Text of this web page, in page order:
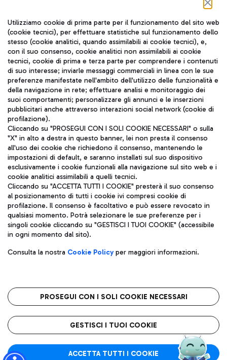
Seguici sui social
TRAVEL JOURNAL
ITA
Aeroporti di Roma S.p.A. - Società soggetta a direzione e
coordinamento di Mundys S.p.A.
Codice fiscale e Registro delle Imprese di Roma 13032990155 P.
IVA 06572251004
Capitale sociale 62.224.743,00 int. vers.
Sede legale: Via Pier Paolo Racchetti 1 - 00054 Fiumicino (RM)
telefono +39 06 65951
Privacy policy
Note legali
Roma FCO
L'aeroporto stellato
Utilizziamo cookie di prima parte per il funzionamento del sito web
(cookie tecnici), per effettuare statistiche sul funzionamento dello
stesso (cookie analitici, quando assimilabili ai cookie tecnici), e,
con il suo consenso, cookie analitici non assimilabili ai cookie
tecnici, cookie di prima e terza parte per comprendere i contenuti
di suo interesse; inviarle messaggi commerciali in linea con le sue
preferenze manifestate nell'ambito dell'utilizzo delle funzionalità e
della navigazione in rete; effettuare analisi e monitoraggio dei
suoi comportamenti; personalizzare gli annunci e le inserzioni
pubblicitari anche attraverso interazioni social network (cookie di
profilazione).
Cliccando su "PROSEGUI CON I SOLI COOKIE NECESSARI" o sulla
"X" in alto a destra in questo banner, lei non presta il consenso
all'uso dei cookie che richiedono il consenso, mantenendo le
impostazioni di default, e saranno installati sul suo dispositivo
esclusivamente i cookie funzionali alla navigazione sul sito web e i
cookie analitici assimilabili a quelli tecnici.
Cliccando su "ACCETTA TUTTI I COOKIE" presterà il suo consenso
al posizionamento di tutti i cookie ivi compresi cookie di
profilazione. Il consenso è facoltativo e può essere revocato in
qualsiasi momento. Potrà selezionare le sue preferenze per i
singoli cookie cliccando su "GESTISCI I TUOI COOKIE" (accessibile
in ogni momento dal sito).
Consulta la nostra Cookie Policyper maggiori informazioni.
PROSEGUI CON I SOLI COOKIE NECESSARI
GESTISCI I TUOI COOKIE
ACCETTA TUTTI I COOKIE